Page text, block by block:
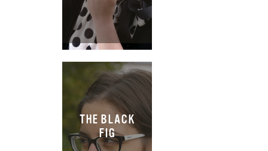
THE BLACK
FIG